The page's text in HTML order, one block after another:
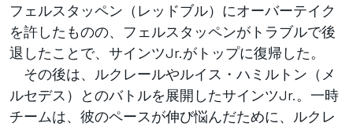
フェルスタッペン（レッドブル）にオーバーテイク
を許したものの、フェルスタッペンがトラブルで後
退したことで、サインツJr.がトップに復帰した。
その後は、ルクレールやルイス・ハミルトン（メ
ルセデス）とのバトルを展開したサインツJr.。一時
チームは、彼のペースが伸び悩んだために、ルクレ